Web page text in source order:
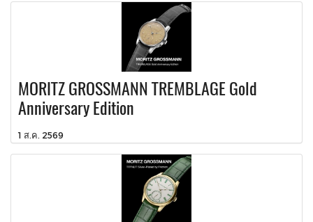
MORITZ GROSSMANN TREMBLAGE Gold
Anniversary Edition
1 ส.ค. 2569